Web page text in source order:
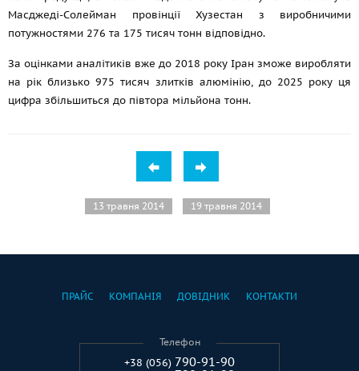
Масджеді-Солейман провінції Хузестан з виробничими
потужностями 276 та 175 тисяч тонн відповідно.
За оцінками аналітиків вже до 2018 року Іран зможе виробляти
на рік близько 975 тисяч злитків алюмінію, до 2025 року ця
цифра збільшиться до півтора мільйона тонн.
13 травня 2014 19 травня 2014
ПРАЙС КОМПАНІЯ ДОВІДНИК КОНТАКТИ
Телефон
+38 (056) 790-91-90